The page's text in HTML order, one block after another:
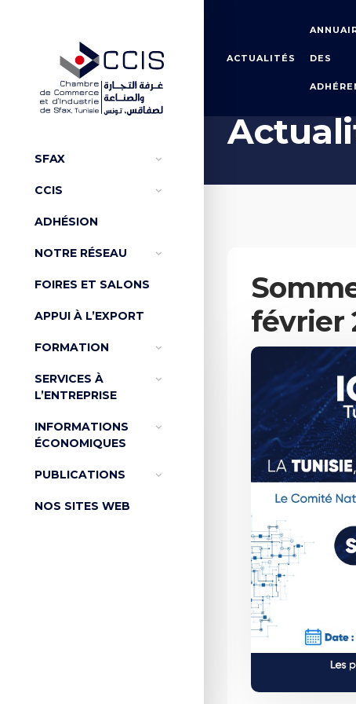
SFAX
CCIS
ADHÉSION
NOTRE RÉSEAU
FOIRES ET SALONS
APPUI À L’EXPORT
FORMATION
SERVICES À
L’ENTREPRISE
INFORMATIONS
ÉCONOMIQUES
PUBLICATIONS
NOS SITES WEB
ACTUALITÉS DES
février